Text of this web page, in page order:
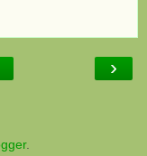
›
.